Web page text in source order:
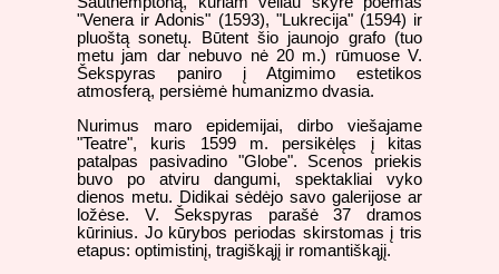
"Venera ir Adonis" (1593), "Lukrecija" (1594) ir
pluoštą sonetų. Būtent šio jaunojo grafo (tuo
metu jam dar nebuvo nė 20 m.) rūmuose V.
Šekspyras paniro į Atgimimo estetikos
atmosferą, persiėmė humanizmo dvasia.
Nurimus maro epidemijai, dirbo viešajame
"Teatre", kuris 1599 m. persikėlęs į kitas
patalpas pasivadino "Globe". Scenos priekis
buvo po atviru dangumi, spektakliai vyko
dienos metu. Didikai sėdėjo savo galerijose ar
ložėse. V. Šekspyras parašė 37 dramos
kūrinius. Jo kūrybos periodas skirstomas į tris
etapus: optimistinį, tragiškąjį ir romantiškąjį.